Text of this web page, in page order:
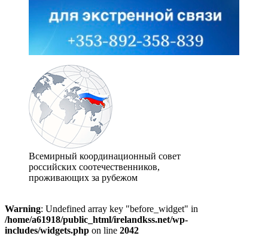
Всемирный координационный совет
российских соотечественников,
проживающих за рубежом
Warning: Undefined array key "before_widget" in
/home/a61918/public_html/irelandkss.net/wp-
includes/widgets.php on line 2042